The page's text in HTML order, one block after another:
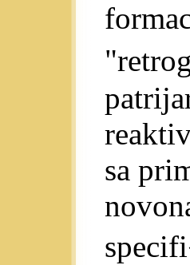
sa